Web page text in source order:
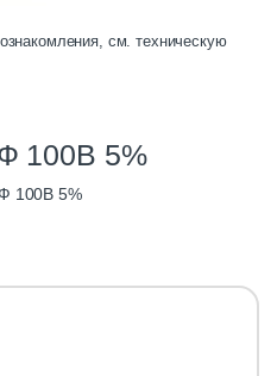
см. техническую
100В 5%
100В 5%